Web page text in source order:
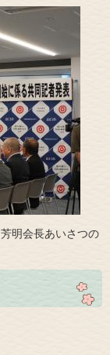
明会長あいさつの